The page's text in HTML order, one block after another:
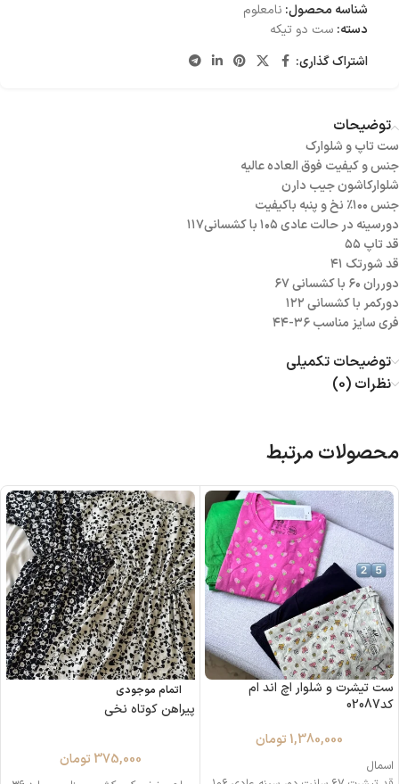
شناسه محصول: نامعلوم
دسته: ست دو تیکه
اشتراک گذاری:
توضیحات
ست تاپ و شلوارک
جنس و کیفیت فوق العاده عالیه
شلوارکاشون جیب دارن
جنس ۱۰۰٪ نخ و پنبه باکیفیت
دورسینه در حالت عادی ۱۰۵ با کشسانی۱۱۷
قد تاپ ۵۵
قد شورتک ۴۱
دورران ۶۰ با کشسانی ۶۷
دورکمر با کشسانی ۱۲۲
فری سایز مناسب ۳۶-۴۴
توضیحات تکمیلی
نظرات (0)
محصولات مرتبط
ست تیشرت و شلوار اچ اند ام
کد02087
1,380,000 تومان
اسمال
اتمام موجودی
پیراهن کوتاه نخی
375,000 تومان